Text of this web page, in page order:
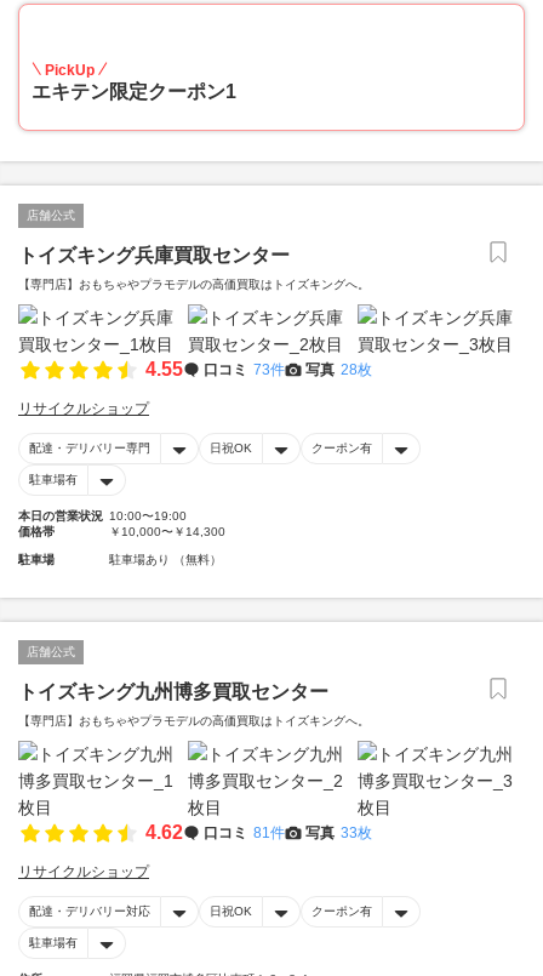
PickUp
エキテン限定クーポン1
店舗公式
トイズキング兵庫買取センター
【専門店】おもちゃやプラモデルの高価買取はトイズキングへ。‎
4.55 口コミ 73件 写真 28枚
リサイクルショップ
配達・デリバリー専門 日祝OK クーポン有
駐車場有
本日の営業状況 10:00〜19:00
価格帯
￥10,000〜￥14,300
駐車場 駐車場あり （無料）
店舗公式
トイズキング九州博多買取センター
【専門店】おもちゃやプラモデルの高価買取はトイズキングへ。‎
4.62 口コミ 81件 写真 33枚
リサイクルショップ
配達・デリバリー対応 日祝OK クーポン有
駐車場有